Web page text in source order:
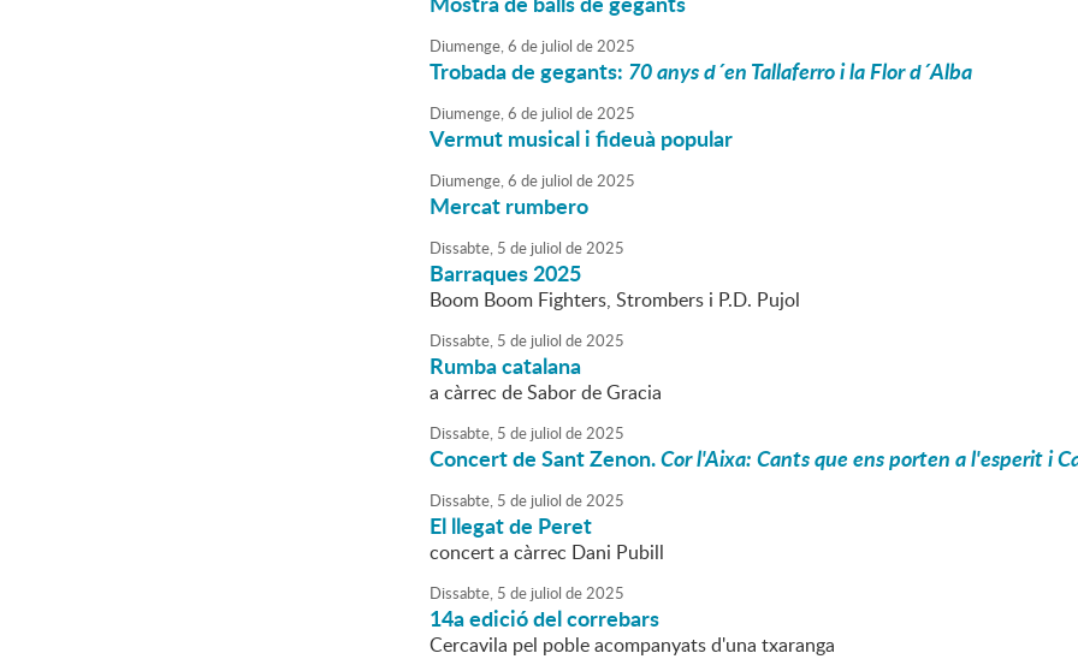
Diumenge,6 de juliol de2025
Trobada de gegants: 70 anys d´en Tallaferro i la Flor d´Alba
Diumenge,6 de juliol de2025
Vermut musical i fideuà popular
Diumenge,6 de juliol de2025
Mercat rumbero
Dissabte, 5 de juliol de2025
Barraques 2025
Boom Boom Fighters, Strombers i P.D. Pujol
Dissabte, 5 de juliol de2025
Rumba catalana
a càrrec de Sabor de Gracia
Dissabte, 5 de juliol de2025
Concert de Sant Zenon.Cor l'Aixa: Cants que ens porten a l'esperit i
Dissabte, 5 de juliol de2025
El llegat de Peret
concert a càrrec Dani Pubill
Dissabte, 5 de juliol de2025
14a edició del correbars
Cercavila pel poble acompanyats d'una txaranga